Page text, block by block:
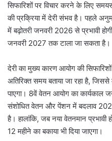
सिफारिशों पर विचार करने के लिए
की प्रक्रिया में देरी संभव है। पहले
में बढ़ोतरी जनवरी 2026 से प्रभावी
जनवरी 2027 तक टाला जा सकता है।
देरी का मुख्य कारण आयोग की
अतिरिक्त समय बताया जा रहा है, जिससे
पाएगा। 8वें वेतन आयोग का कार्यकाल
संशोधित वेतन और पेंशन में बदलाव
है। हालांकि, जब नया वेतनमान प्रभावी
12 महीने का बकाया भी दिया जाएगा।